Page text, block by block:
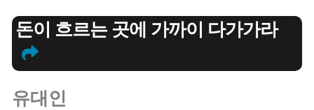
돈이 흐르는 곳에 가까이 다가가라
유대인